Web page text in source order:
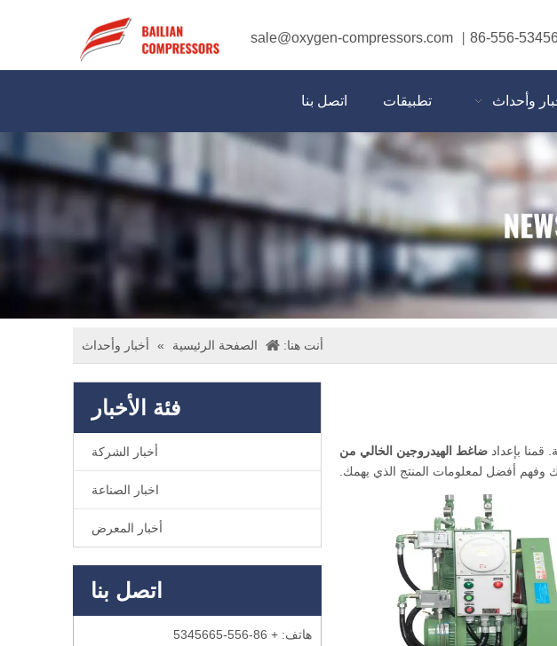
sale@oxygen-compressors.com
وأحداث تطبيقات اتصل بنا
أنت هنا: الصفحة الرئيسية » أخبار وأحداث
فئة الأخبار
أخبار الشركة
اخبار الصناعة
أخبار المعرض
اتصل بنا
هاتف: + 86-556-5345665
بإعداد ضاغط الهيدروجين الخالي من
وفهم أفضل لمعلومات المنتج الذي يهمك.